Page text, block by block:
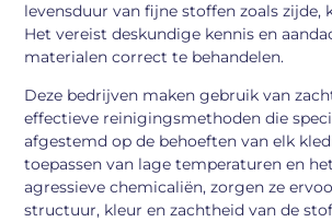
levensduur van fijne stoffen zoals zijde,
Het vereist deskundige kennis en
materialen correct te behandelen.
Deze bedrijven maken gebruik van
effectieve reinigingsmethoden die
afgestemd op de behoeften van elk
toepassen van lage temperaturen en
agressieve chemicaliën, zorgen ze
structuur, kleur en zachtheid van de